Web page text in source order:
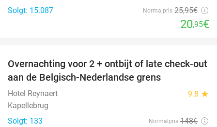
Solgt: 15.087
Normalpris 25,95€
20,95€
45%
Overnachting voor 2 + ontbijt of late check-out
aan de Belgisch-Nederlandse grens
Hotel Reynaert 9.8 star
Kapellebrug
Solgt: 133
Normalpris 148€